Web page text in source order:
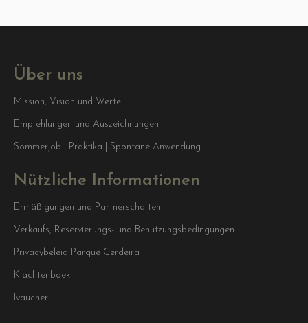
Über uns
Mission, Vision und Werte
Empfehlungen und Auszeichnungen
Sommerjob | Praktika | Spontane Anwendung
Nützliche Informationen
Ermäßigungen und Partnerschaften
Verkaufs, Reservierungs- und Benutzungsbedingungen
Privacybeleid Parque Cerdeira
Klachtenboek
Ivaucher